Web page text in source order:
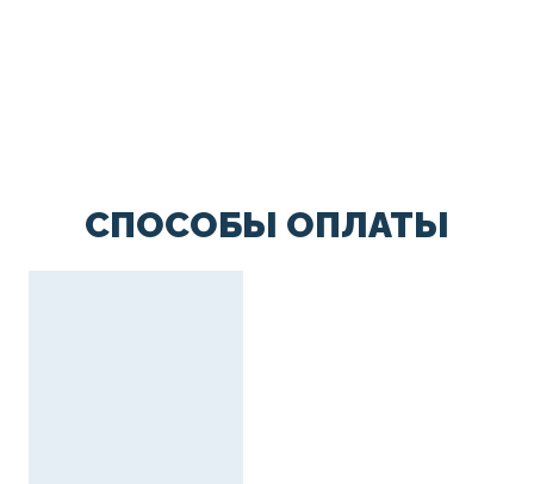
СПОСОБЫ ОПЛАТЫ